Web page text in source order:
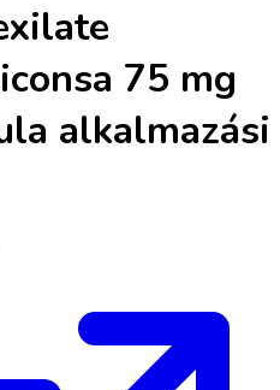
75 mg
alkalmazási